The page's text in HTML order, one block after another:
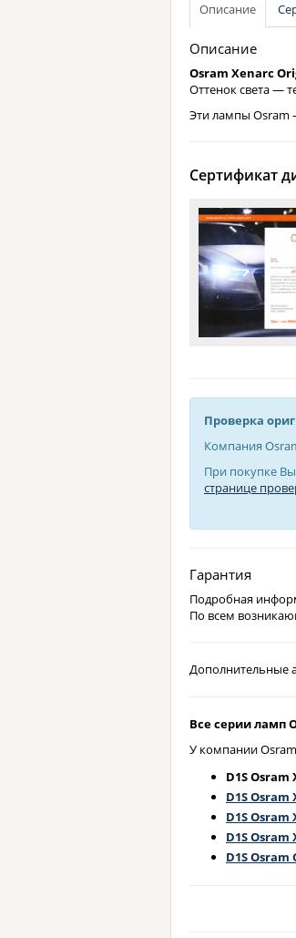
Описание
Описание
Osram Xenarc
Оттенок света —
Эти лампы
Сертификат
Проверка
Компания
При покупке
странице
Гарантия
Подробная
По всем
Дополнительные
Все серии ламп
У компании
D1S
D1S Osram
D1S
D1S
D1S